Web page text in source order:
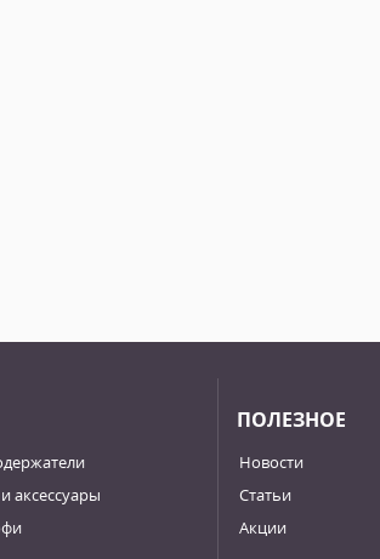
аксессуары
ПОЛЕЗНОЕ
Новости
Статьи
Акции